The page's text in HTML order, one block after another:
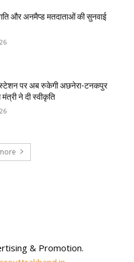
और अनमैप्ड मतदाताओं की सुनवाई
पर अब रुकेगी अछनेरा-टनकपुर
ने दी स्वीकृति
& Promotion.